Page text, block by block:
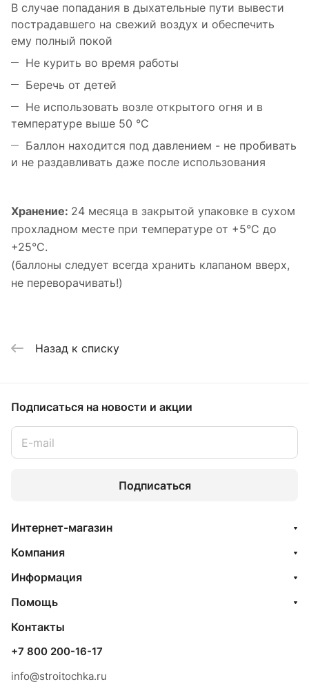
В случае попадания в дыхательные пути вывести
пострадавшего на свежий воздух и обеспечить
ему полный покой
Не курить во время работы
Беречь от детей
Не использовать возле открытого огня и в
температуре выше 50 °C
Баллон находится под давлением - не пробивать
и не раздавливать даже после использования
Хранение: 24 месяца в закрытой упаковке в сухом
прохладном месте при температуре от +5°C до
+25°C.
(баллоны следует всегда хранить клапаном вверх,
не переворачивать!)
Назад к списку
Подписаться на новости и акции
Подписаться
Интернет-магазин
Компания
Информация
Помощь
Контакты
+7 800 200-16-17
info@stroitochka.ru